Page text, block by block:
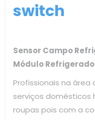
switch
Sensor Campo
Módulo
Profissionais na
serviços domésticos
roupas pois com a